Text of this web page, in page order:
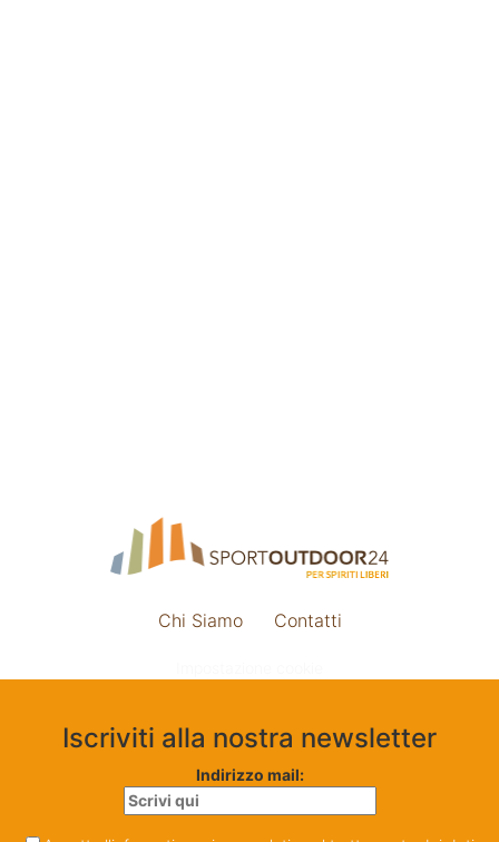
Chi Siamo Contatti
Iscriviti alla nostra newsletter
Indirizzo mail: